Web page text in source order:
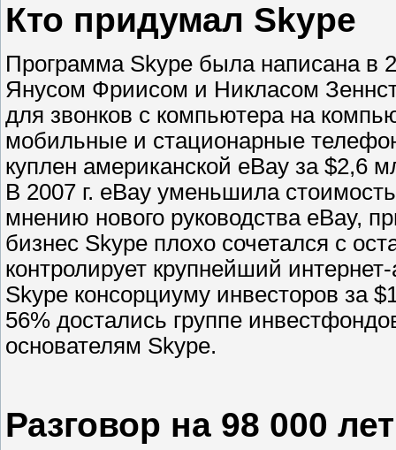
Кто придумал Skype
Программа Skype была написана в
Янусом Фриисом и Никласом
для звонков с компьютера на
мобильные и стационарные
куплен американской eBay за $2,6
В 2007 г. eBay уменьшила
мнению нового руководства eBay,
бизнес Skype плохо сочетался с
контролирует крупнейший
Skype консорциуму инвесторов за
56% достались группе
основателям Skype.
Разговор на 98 000 лет